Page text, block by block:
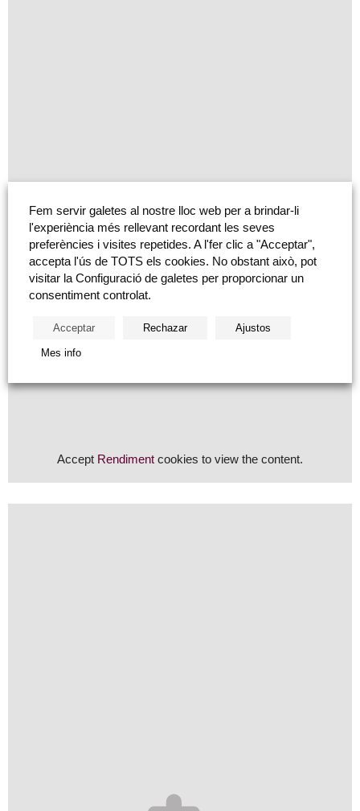
Accept Rendiment cookies to view the content.
Fem servir galetes al nostre lloc web per a brindar-li
l'experiència més rellevant recordant les seves
preferències i visites repetides. A l'fer clic a "Acceptar",
accepta l'ús de TOTS els cookies. No obstant això, pot
visitar la Configuració de galetes per proporcionar un
consentiment controlat.
Acceptar Rechazar Ajustos
Mes info